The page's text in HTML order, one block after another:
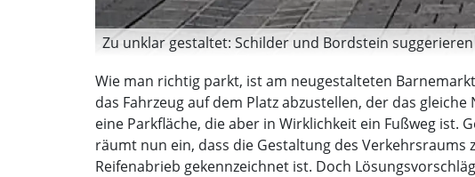
Zu unklar gestaltet: Schilder und Bordstein
Wie man richtig parkt, ist am neugestalteten
das Fahrzeug auf dem Platz abzustellen, der das
eine Parkfläche, die aber in Wirklichkeit ein Fußweg ist.
räumt nun ein, dass die Gestaltung des
Reifenabrieb gekennzeichnet ist. Doch